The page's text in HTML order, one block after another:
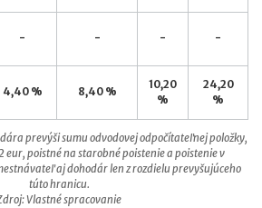
prevýši sumu odvodovej odpočítateľnej položky,
eur, poistné na starobné poistenie a poistenie v
aj dohodár len z rozdielu prevyšujúceho
túto hranicu.
Vlastné spracovanie
- - - -
4,40 % 8,40 %
10,20
%
24,20
%